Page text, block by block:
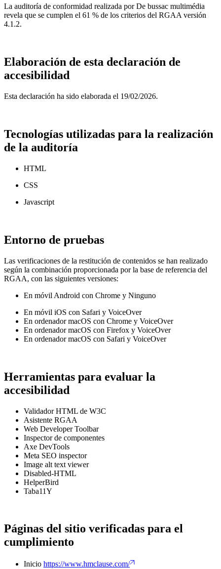
La auditoría de conformidad realizada por De bussac multimédia
revela que se cumplen el 61 % de los criterios del RGAA versión
4.1.2.
Elaboración de esta declaración de
accesibilidad
Esta declaración ha sido elaborada el 19/02/2026.
Tecnologías utilizadas para la realización
de la auditoría
HTML
CSS
Javascript
Entorno de pruebas
Las verificaciones de la restitución de contenidos se han realizado
según la combinación proporcionada por la base de referencia del
RGAA, con las siguientes versiones:
En móvil Android con Chrome y Ninguno
En móvil iOS con Safari y VoiceOver
En ordenador macOS con Chrome y VoiceOver
En ordenador macOS con Firefox y VoiceOver
En ordenador macOS con Safari y VoiceOver
Herramientas para evaluar la
accesibilidad
Validador HTML de W3C
Asistente RGAA
Web Developer Toolbar
Inspector de componentes
Axe DevTools
Meta SEO inspector
Image alt text viewer
Disabled-HTML
HelperBird
Taba11Y
Páginas del sitio verificadas para el
cumplimiento
Inicio https://www.hmclause.com/